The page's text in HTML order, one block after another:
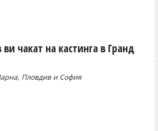
чакат на кастинга в Гранд
Пловдив и София